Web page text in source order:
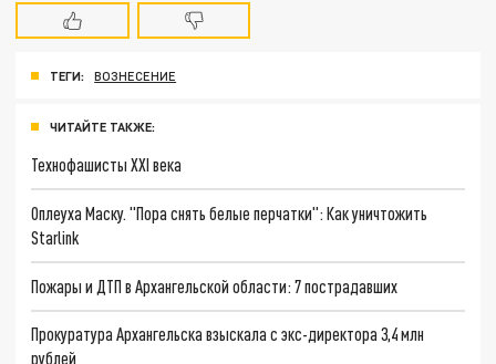
ТЕГИ: ВОЗНЕСЕНИЕ
ЧИТАЙТЕ ТАКЖЕ:
Технофашисты XXI века
Оплеуха Маску. "Пора снять белые перчатки": Как уничтожить
Starlink
Пожары и ДТП в Архангельской области: 7 пострадавших
Прокуратура Архангельска взыскала с экс-директора 3,4 млн
рублей